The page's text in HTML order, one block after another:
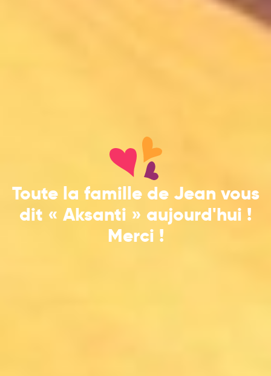
Toute la famille de Jean vous
dit « Aksanti » aujourd'hui !
Merci !